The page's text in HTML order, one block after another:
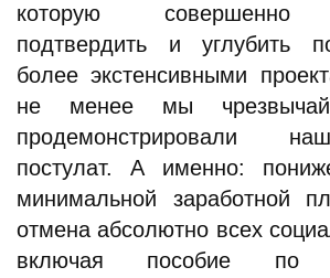
которую совершенно
подтвердить и углубить
более экстенсивными
не менее мы
продемонстрировали
постулат. А именно:
минимальной заработной
отмена абсолютно всех
включая пособие по